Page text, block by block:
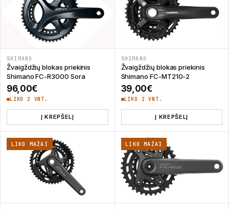
SHIMANO
Žvaigždžių blokas priekinis
Shimano FC-R3000 Sora
96,00€
LIKO 2 VNT.
Į KREPŠELĮ
SHIMANO
Žvaigždžių blokas priekinis
Shimano FC-MT210-2
39,00€
LIKO 2 VNT.
Į KREPŠELĮ
LIKO MAŽAI LIKO MAŽAI